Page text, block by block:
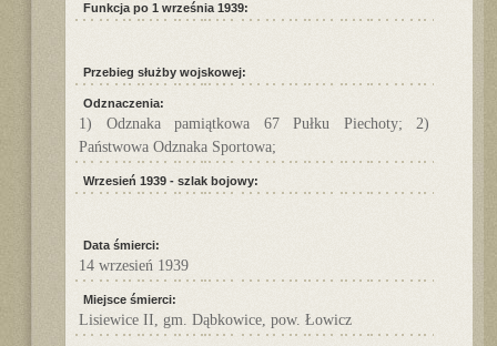
Funkcja po 1 września 1939:
Przebieg służby wojskowej:
Odznaczenia:
1) Odznaka pamiątkowa 67 Pułku Piechoty; 2)
Państwowa Odznaka Sportowa;
Wrzesień 1939 - szlak bojowy:
Data śmierci:
14 wrzesień 1939
Miejsce śmierci:
Lisiewice II, gm. Dąbkowice, pow. Łowicz